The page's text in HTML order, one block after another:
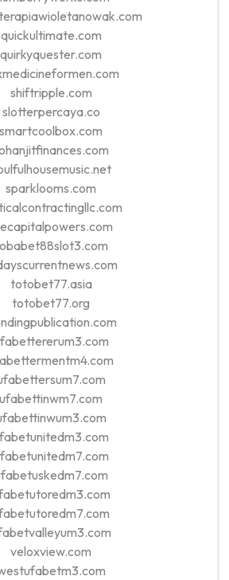
quickultimate.com
quirkyquester.com
shiftripple.com
slotterpercaya.co
smartcoolbox.com
sparklooms.com
totobet77.asia
totobet77.org
ufabettinwm7.com
veloxview.com